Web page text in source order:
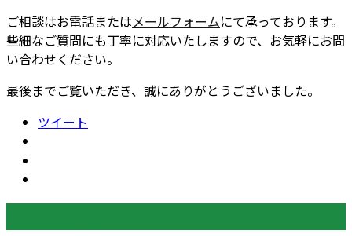
ご相談はお電話またはメールフォームにて承っております。
些細なご質問にも丁寧に対応いたしますので、お気軽にお問
い合わせください。
最後までご覧いただき、誠にありがとうございました。
ツイート